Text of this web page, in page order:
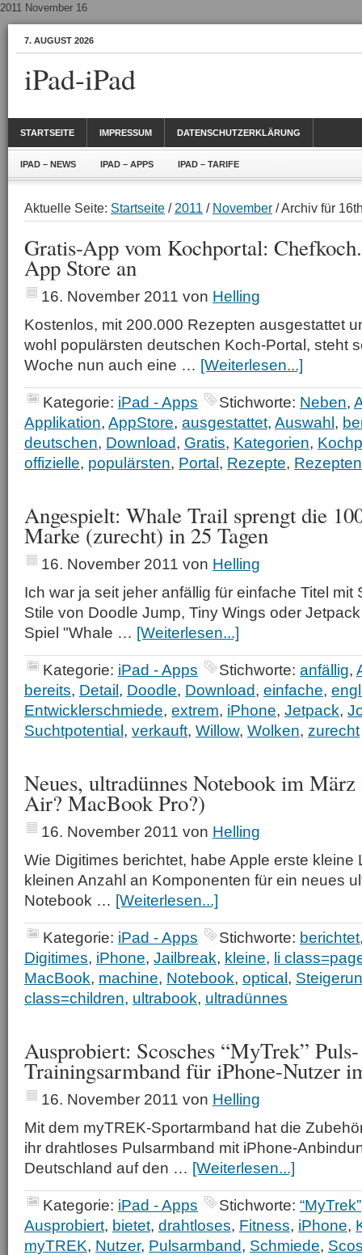
2011 November 16
7. AUGUST 2026
iPad-iPad
STARTSEITE IMPRESSUM DATENSCHUTZERKLÄRUNG
IPAD – NEWS IPAD – APPS IPAD – TARIFE
Aktuelle Seite: Startseite / 2011 / November / Archiv für
Gratis-App vom Kochportal:
App Store an
16. November 2011 von Helling
Kostenlos, mit 200.000 Rezepten ausgestattet
wohl populärsten deutschen Koch-Portal, steht
Woche nun auch eine … [Weiterlesen...]
Kategorie: iPad - Apps Stichworte: Neben,
Applikation, AppStore, ausgestattet, Auswahl,
deutschen, Download, Gratis, Kategorien,
offizielle, populärsten, Portal, Rezepte, Rezepten
Angespielt: Whale Trail sprengt die
Marke (zurecht) in 25 Tagen
16. November 2011 von Helling
Ich war ja seit jeher anfällig für einfache Titel mit
Stile von Doodle Jump, Tiny Wings oder
Spiel "Whale … [Weiterlesen...]
Kategorie: iPad - Apps Stichworte: anfällig,
bereits, Detail, Doodle, Download, einfache,
Entwicklerschmiede, extrem, iPhone, Jetpack,
Suchtpotential, verkauft, Willow, Wolken, zurecht
Neues, ultradünnes Notebook im
Air? MacBook Pro?)
16. November 2011 von Helling
Wie Digitimes berichtet, habe Apple erste kleine
kleinen Anzahl an Komponenten für ein neues
Notebook … [Weiterlesen...]
Kategorie: iPad - Apps Stichworte: berichtet
Digitimes, iPhone, Jailbreak, kleine, li
MacBook, machine, Notebook, optical,
class=children, ultrabook, ultradünnes
Ausprobiert: Scosches “MyTrek”
Trainingsarmband für iPhone-Nutzer
16. November 2011 von Helling
Mit dem myTREK-Sportarmband hat die
ihr drahtloses Pulsarmband mit iPhone-
Deutschland auf den … [Weiterlesen...]
Kategorie: iPad - Apps Stichworte: “MyTrek”
Ausprobiert, bietet, drahtloses, Fitness, iPhone,
myTREK, Nutzer, Pulsarmband, Schmiede,